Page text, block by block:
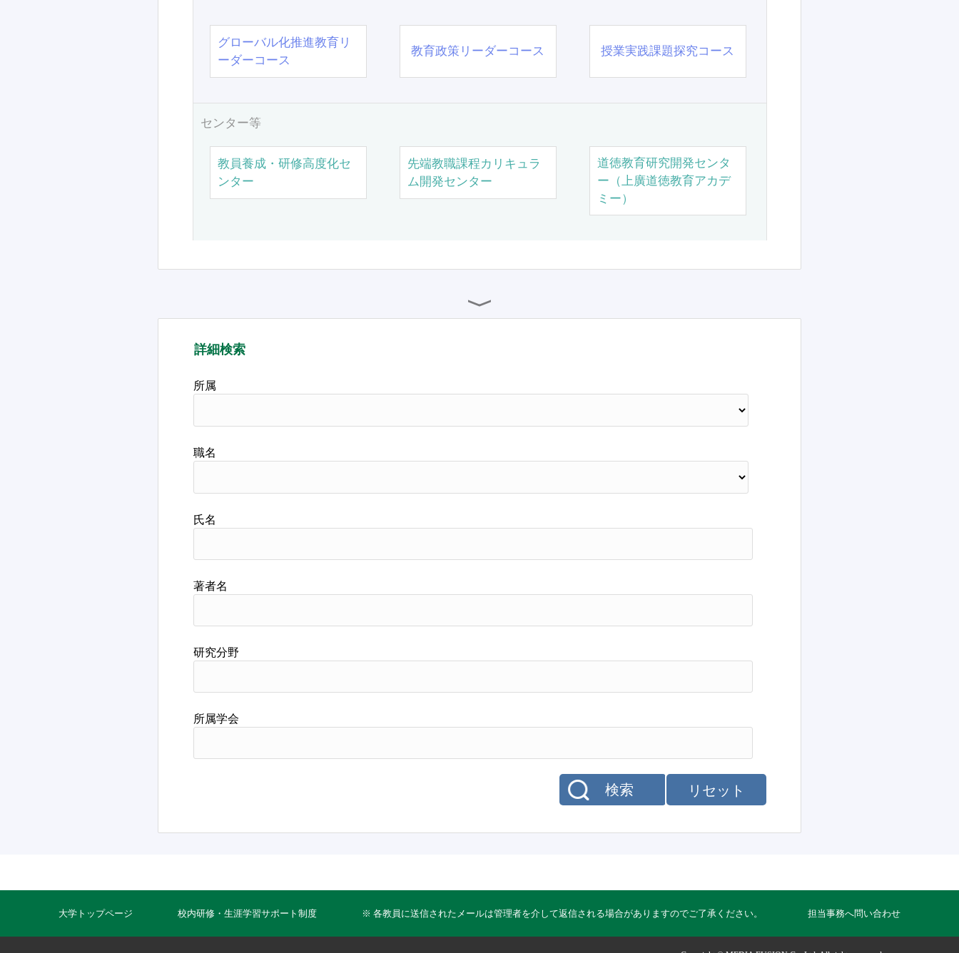
グローバル化推進教育リ
ーダーコース
教育政策リーダーコース 授業実践課題探究コース
センター等
教員養成・研修高度化セ
ンター
先端教職課程カリキュラ
ム開発センター
道徳教育研究開発センタ
ー（上廣道徳教育アカデ
ミー）
詳細検索
所属
職名
氏名
著者名
研究分野
所属学会
リセット
検索
大学トップページ 校内研修・生涯学習サポート制度 ※ 各教員に送信されたメールは管理者を介して返信される場合がありますのでご了承ください。 担当事務へ問い合わせ